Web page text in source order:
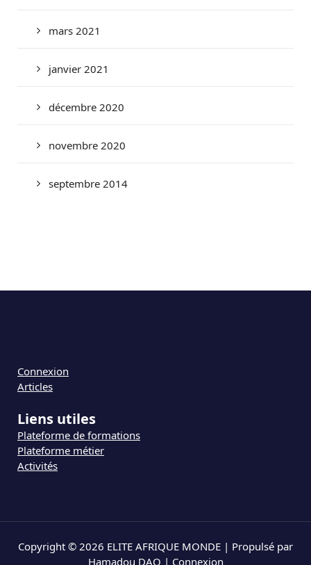
mars 2021
janvier 2021
décembre 2020
novembre 2020
septembre 2014
Connexion
Articles
Liens utiles
Plateforme de formations
Plateforme métier
Activités
Copyright © 2026 ELITE AFRIQUE MONDE | Propulsé par
Hamadou DAO | Connexion